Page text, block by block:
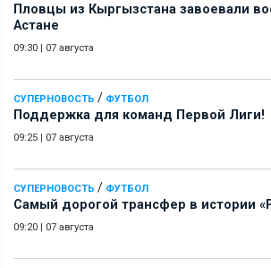
Пловцы из Кыргызстана завоевали
Астане
09:30 | 07 августа
СУПЕРНОВОСТЬ / ФУТБОЛ
Поддержка для команд Первой Лиги!
09:25 | 07 августа
СУПЕРНОВОСТЬ / ФУТБОЛ
Самый дорогой трансфер в истории
09:20 | 07 августа